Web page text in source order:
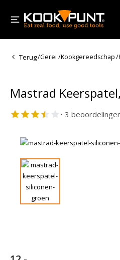
Terug/Gerei /Kookgereedschap/
Mastrad
• 3